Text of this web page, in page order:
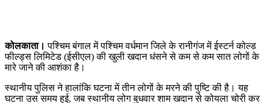
कोलकाता। पश्चिम बंगाल में पश्चिम वर्धमान जिले के रानीगंज में ईस्टर्न कोल्ड
फील्ड्स लिमिटेड (ईसीएल) की खुली खदान धंसने से कम से कम सात लोगों के
मारे जाने की आशंका है।
स्थानीय पुलिस ने हालांकि घटना में तीन लोगों के मरने की पुष्टि की है। यह
घटना उस समय हुई, जब स्थानीय लोग बुधवार शाम खदान से कोयला चोरी कर